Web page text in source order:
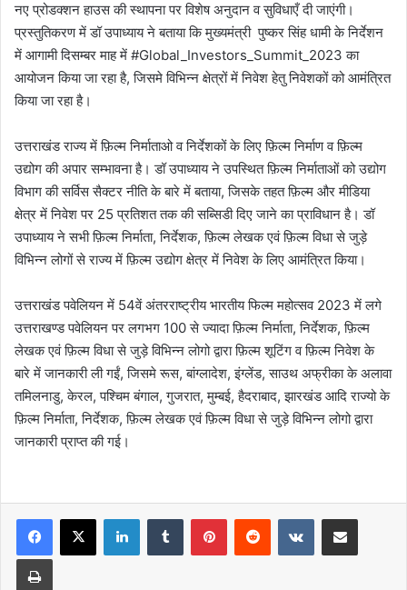
नए प्रोडक्शन हाउस की स्थापना पर विशेष अनुदान व सुविधाएँ दी जाएंगी।
प्रस्तुतिकरण में डॉ उपाध्याय ने बताया कि मुख्यमंत्री पुष्कर सिंह धामी के निर्देशन
में आगामी दिसम्बर माह में #Global_Investors_Summit_2023 का
आयोजन किया जा रहा है, जिसमे विभिन्न क्षेत्रों में निवेश हेतु निवेशकों को आमंत्रित
किया जा रहा है।
उत्तराखंड राज्य में फ़िल्म निर्माताओ व निर्देशकों के लिए फ़िल्म निर्माण व फ़िल्म
उद्योग की अपार सम्भावना है। डॉ उपाध्याय ने उपस्थित फ़िल्म निर्माताओं को उद्योग
विभाग की सर्विस सैक्टर नीति के बारे में बताया, जिसके तहत फ़िल्म और मीडिया
क्षेत्र में निवेश पर 25 प्रतिशत तक की सब्सिडी दिए जाने का प्राविधान है। डॉ
उपाध्याय ने सभी फ़िल्म निर्माता, निर्देशक, फ़िल्म लेखक एवं फ़िल्म विधा से जुड़े
विभिन्न लोगों से राज्य में फ़िल्म उद्योग क्षेत्र में निवेश के लिए आमंत्रित किया।
उत्तराखंड पवेलियन में 54वें अंतरराष्ट्रीय भारतीय फिल्म महोत्सव 2023 में लगे
उत्तराखण्ड पवेलियन पर लगभग 100 से ज्यादा फ़िल्म निर्माता, निर्देशक, फ़िल्म
लेखक एवं फ़िल्म विधा से जुड़े विभिन्न लोगो द्वारा फ़िल्म शूटिंग व फ़िल्म निवेश के
बारे में जानकारी ली गईं, जिसमे रूस, बांग्लादेश, इंग्लेंड, साउथ अफ्रीका के अलावा
तमिलनाडु, केरल, पश्चिम बंगाल, गुजरात, मुम्बई, हैदराबाद, झारखंड आदि राज्यो के
फ़िल्म निर्माता, निर्देशक, फ़िल्म लेखक एवं फ़िल्म विधा से जुड़े विभिन्न लोगो द्वारा
जानकारी प्राप्त की गई।
LinkedInTumblr PinterestReddit VKontakteShare via Email
Print